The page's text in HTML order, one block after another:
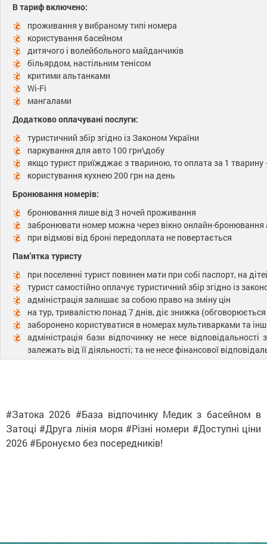
В тариф включено:
проживання у вибраному типі номера
користування басейном
дитячого і волейбольного майданчиків
більярдом, настільним тенісом
критими альтанками
Wi-Fi
мангалами
Додатково оплачувані послуги:
туристичний збір згідно із Законом України
паркування для авто 100 грн\добу
якщо турист приїжджає з твариною, то оплата за 1
користування кухнею 200 грн на день
Бронювання номерів:
бронювання лише від 3 ночей проживання
забронювати номер можна через вікно онлайн-бронювання
при відмові від броні передоплата не повертається
Пам'ятка туристу
при поселенні турист повинен мати при собі паспорт, на
турист самостійно оплачує туристичний збір згідно із
адміністрація залишає за собою право на зміну цін
на тур, тривалістю понад 7 днів, діє знижка
заборонено користуватися в номерах мультиварками та
адміністрація бази відпочинку не несе
залежать від її діяльності; та не несе фінансової
#Затока 2026 #База відпочинку Медик з басейном в
Затоці #Друга лінія моря #Різні номери #Доступні ціни
2026 #Бронуємо без посередників!